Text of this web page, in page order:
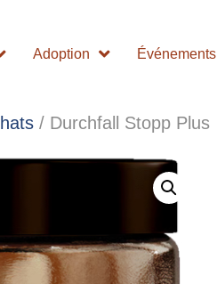
Adoption Événements
/ Durchfall Stopp Plus